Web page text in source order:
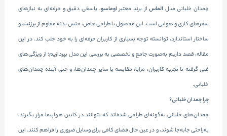
چمدان خلبانی مدل الماساز برند معتبراوماسو، پاسخی دقیق و حرفه‌ای به نیازهای
سفرهای کاری و هوایی است. این محصول با طراحی خاص، جنس بدنه مقاوم ازبرزنت، و
ساختار استاندارد، توانسته توجه بسیاری از کاربران حرفه‌ای را به خود جلب کند. در این
مقاله، قصد داریم به‌صورت جامع و تخصصی به بررسی این مدل بپردازیم؛ از ویژگی‌های
فنی گرفته تا تجربه کاربران، مزایا، مقایسه با سایر چمدان‌ها، و حتی آینده چمدان‌های
خلبانی.
چرا چمدان خلبانی؟
چمدان‌های خلبانی به‌گونه‌ای طراحی شده‌اند که بتوانند در کابین هواپیما قرار بگیرند،
به‌راحتی جابه‌جا شوند، و در عین حال فضای کافی برای وسایل ضروری را فراهم کنند. این